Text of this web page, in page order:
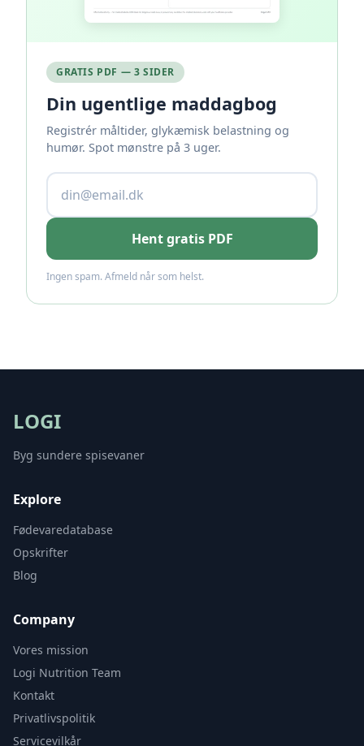
GRATIS PDF — 3 SIDER
Din ugentlige maddagbog
Registrér måltider, glykæmisk belastning og
humør. Spot mønstre på 3 uger.
Hent gratis PDF
Ingen spam. Afmeld når som helst.
LOGI
Byg sundere spisevaner
Explore
Fødevaredatabase
Opskrifter
Blog
Company
Vores mission
Logi Nutrition Team
Kontakt
Privatlivspolitik
Servicevilkår